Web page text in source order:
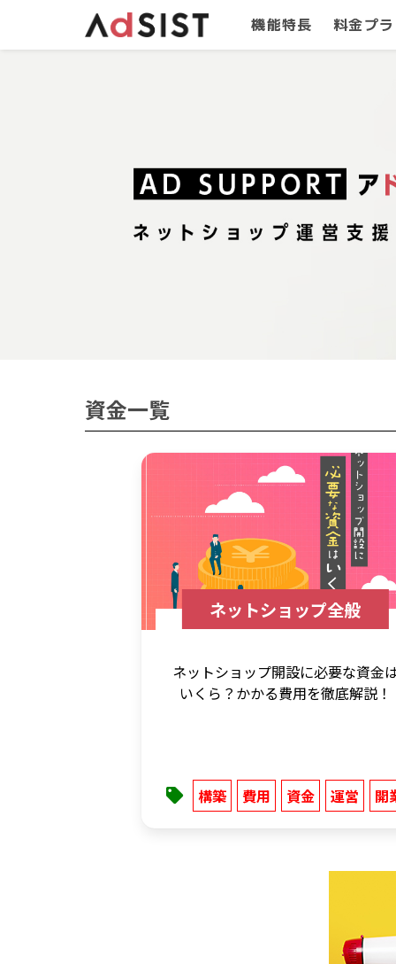
機能特長 料金プ
資金一覧
ネットショップ全般
ネットショップ開設に必要な資金
いくら？かかる費用を徹底解説！
構築 費用 資金 運営 開